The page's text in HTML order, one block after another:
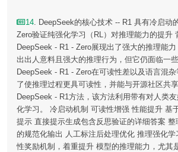
14. DeepSeek的核心技术 -- R1 具有冷启
Zero验证纯强化学习（RL）对推理能力的提升
DeepSeek - R1 - Zero展现出了强大的推理能
出出人意料且强大的推理行为，但它仍面临一
DeepSeek - R1 - Zero在可读性差以及语言混
了使推理过程更具可读性，并能与开源社区共
DeepSeek - R1方法，该方法利用带有对人类
化学习。 冷启动机制 可读性增强 性能提升 基
提示 直接提示生成包含反思验证的详细答案 整
的规范化输出 人工标注后处理优化 推理强化
性奖励机制，着重提升 模型的推理能力，尤其